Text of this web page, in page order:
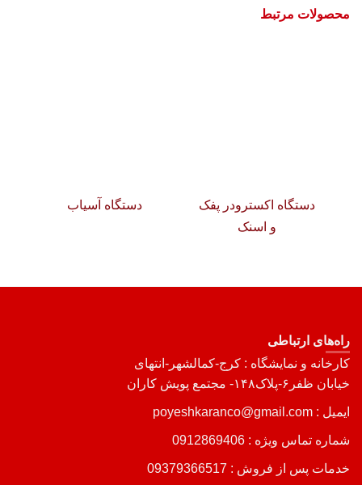
محصولات مرتبط
دستگاه اکسترودر پفک
و اسنک
دستگاه آسیاب
راه‌های ارتباطی
کارخانه و نمایشگاه : کرج-کمالشهر-انتهای
خیابان ظفر۶-پلاک۱۴۸- مجتمع پویش کاران
ایمیل : poyeshkaranco@gmail.com
شماره تماس ویژه : 0912869406
خدمات پس از فروش : 09379366517